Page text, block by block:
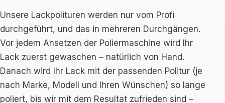
Unsere Lackpolituren werden nur vom Profi
durchgeführt, und das in mehreren Durchgängen.
Vor jedem Ansetzen der Poliermaschine wird Ihr
Lack zuerst gewaschen – natürlich von Hand.
Danach wird Ihr Lack mit der passenden Politur (je
nach Marke, Modell und Ihren Wünschen) so lange
poliert, bis wir mit dem Resultat zufrieden sind –